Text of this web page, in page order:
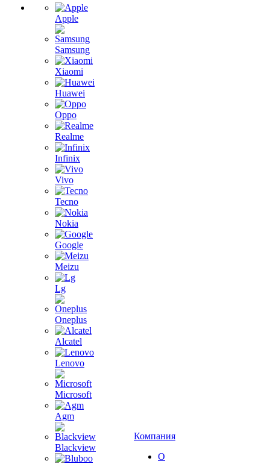
Apple
Samsung
Xiaomi
Huawei
Oppo
Realme
Infinix
Vivo
Tecno
Nokia
Google
Meizu
Lg
Oneplus
Alcatel
Lenovo
Microsoft
Agm
Blackview
Компания
О